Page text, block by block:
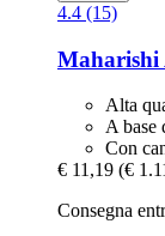
4.4 (15)
Maharishi
Alta
A base
Con
€ 11,19 (€
Consegna